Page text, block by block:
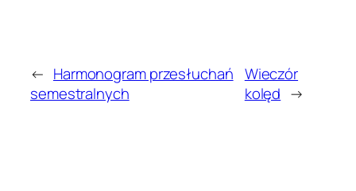
← Harmonogram przesłuchań
semestralnych
Wieczór
kolęd →